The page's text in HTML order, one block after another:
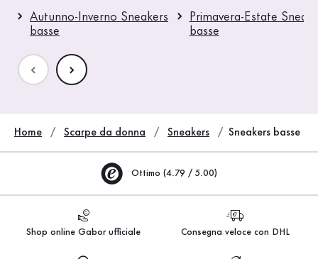
Autunno-Inverno Sneakers
basse
Primavera-Estate
basse
Home Scarpe da donna Sneakers Sneakers basse
Ottimo (4.79 / 5.00)
Shop online Gabor ufficiale Consegna veloce con DHL